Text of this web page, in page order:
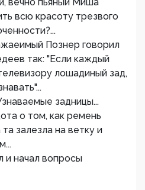
всю красоту трезвого
Познер говорил
так: "Если каждый
лошадиный зад,
задницы...
о том, как ремень
залезла на ветку и
и начал вопросы